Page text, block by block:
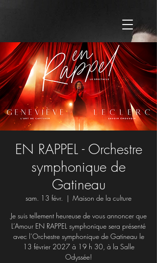
EN RAPPEL - Orchestre
symphonique de
Gatineau
sam. 13 févr.
  |
Maison de la culture
Je suis tellement heureuse de vous annoncer que
L’Amour EN RAPPEL symphonique sera présenté
avec l’Orchestre symphonique de Gatineau le
13 février 2027 à 19 h 30, à la Salle
Odyssée!